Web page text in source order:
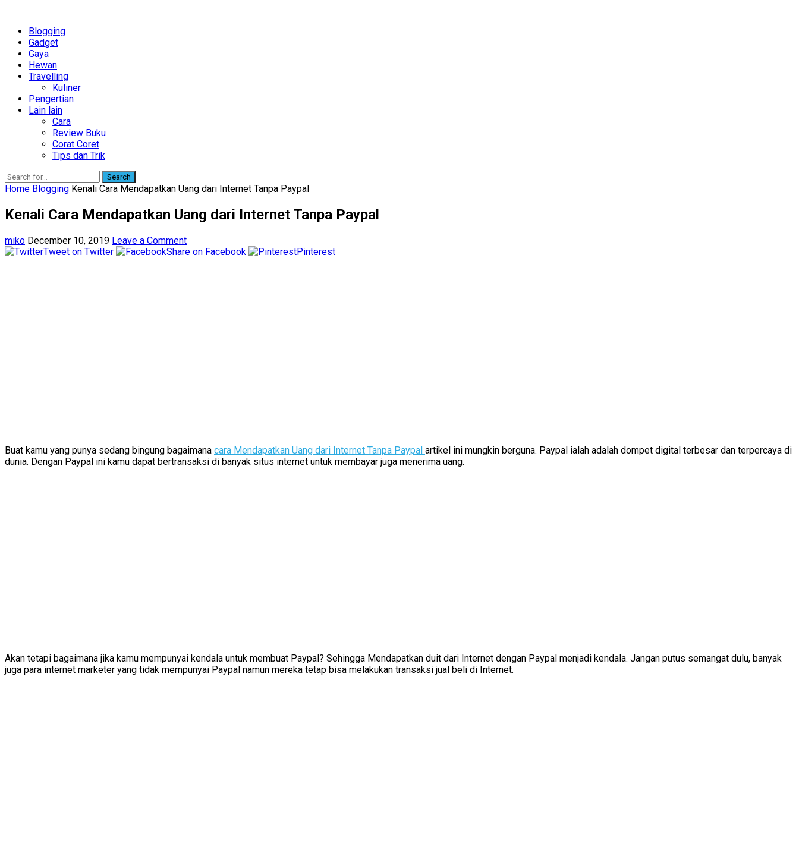
Blogging
Gadget
Gaya
Hewan
Travelling
Kuliner
Pengertian
Lain lain
Cara
Review Buku
Corat Coret
Tips dan Trik
Search
Home Blogging Kenali Cara Mendapatkan Uang dari Internet Tanpa Paypal
Kenali Cara Mendapatkan Uang dari Internet Tanpa Paypal
miko December 10, 2019 Leave a Comment
Tweet on Twitter
Share on Facebook Pinterest
Buat kamu yang punya sedang bingung bagaimana cara Mendapatkan Uang dari Internet Tanpa Paypal artikel ini mungkin berguna. Paypal ialah adalah dompet digital terbesar dan terpercaya di
dunia. Dengan Paypal ini kamu dapat bertransaksi di banyak situs internet untuk membayar juga menerima uang.
Akan tetapi bagaimana jika kamu mempunyai kendala untuk membuat Paypal? Sehingga Mendapatkan duit dari Internet dengan Paypal menjadi kendala. Jangan putus semangat dulu, banyak
juga para internet marketer yang tidak mempunyai Paypal namun mereka tetap bisa melakukan transaksi jual beli di Internet.